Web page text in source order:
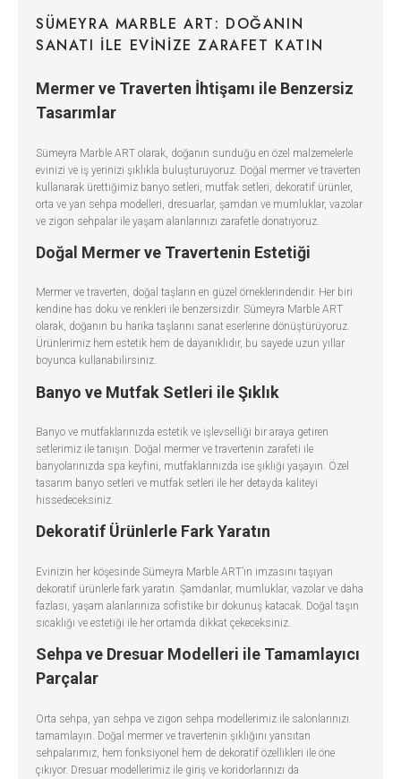
SÜMEYRA MARBLE ART: DOĞANIN
SANATI ILE EVINIZE ZARAFET KATIN
Mermer ve Traverten İhtişamı ile Benzersiz
Tasarımlar
Sümeyra Marble ART olarak, doğanın sunduğu en özel malzemelerle
evinizi ve iş yerinizi şıklıkla buluşturuyoruz. Doğal mermer ve traverten
kullanarak ürettiğimiz banyo setleri, mutfak setleri, dekoratif ürünler,
orta ve yan sehpa modelleri, dresuarlar, şamdan ve mumluklar, vazolar
ve zigon sehpalar ile yaşam alanlarınızı zarafetle donatıyoruz.
Doğal Mermer ve Travertenin Estetiği
Mermer ve traverten, doğal taşların en güzel örneklerindendir. Her biri
kendine has doku ve renkleri ile benzersizdir. Sümeyra Marble ART
olarak, doğanın bu harika taşlarını sanat eserlerine dönüştürüyoruz.
Ürünlerimiz hem estetik hem de dayanıklıdır, bu sayede uzun yıllar
boyunca kullanabilirsiniz.
Banyo ve Mutfak Setleri ile Şıklık
Banyo ve mutfaklarınızda estetik ve işlevselliği bir araya getiren
setlerimiz ile tanışın. Doğal mermer ve travertenin zarafeti ile
banyolarınızda spa keyfini, mutfaklarınızda ise şıklığı yaşayın. Özel
tasarım banyo setleri ve mutfak setleri ile her detayda kaliteyi
hissedeceksiniz.
Dekoratif Ürünlerle Fark Yaratın
Evinizin her köşesinde Sümeyra Marble ART’ın imzasını taşıyan
dekoratif ürünlerle fark yaratın. Şamdanlar, mumluklar, vazolar ve daha
fazlası, yaşam alanlarınıza sofistike bir dokunuş katacak. Doğal taşın
sıcaklığı ve estetiği ile her ortamda dikkat çekeceksiniz.
Sehpa ve Dresuar Modelleri ile Tamamlayıcı
Parçalar
Orta sehpa, yan sehpa ve zigon sehpa modellerimiz ile salonlarınızı
tamamlayın. Doğal mermer ve travertenin şıklığını yansıtan
sehpalarımız, hem fonksiyonel hem de dekoratif özellikleri ile öne
çıkıyor. Dresuar modellerimiz ile giriş ve koridorlarınızı da